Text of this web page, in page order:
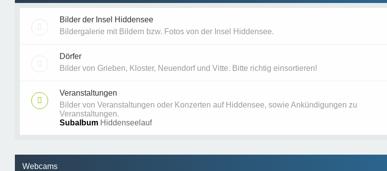
Bilder der Insel Hiddensee
Bildergalerie mit Bildern bzw. Fotos von der Insel Hiddensee.
Dörfer
Bilder von Grieben, Kloster, Neuendorf und Vitte. Bitte richtig einsortieren!
Veranstaltungen
Bilder von Veranstaltungen oder Konzerten auf Hiddensee, sowie Ankündigungen zu
Veranstaltungen.
Subalbum Hiddenseelauf
Webcams